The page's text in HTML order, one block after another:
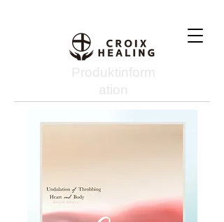
Produktinform
ation